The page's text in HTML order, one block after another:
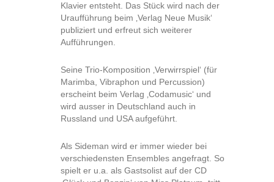
Klavier entsteht. Das Stück wird nach der
Uraufführung beim ‚Verlag Neue Musik‘
publiziert und erfreut sich weiterer
Aufführungen.
Seine Trio-Komposition ‚Verwirrspiel‘ (für
Marimba, Vibraphon und Percussion)
erscheint beim Verlag ‚Codamusic‘ und
wird ausser in Deutschland auch in
Russland und USA aufgeführt.
Als Sideman wird er immer wieder bei
verschiedensten Ensembles angefragt. So
spielt er u.a. als Gastsolist auf der CD